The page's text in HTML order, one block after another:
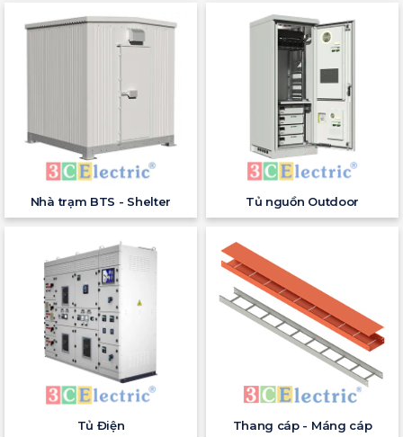
Nhà trạm BTS - Shelter Tủ nguồn Outdoor
Tủ Điện Thang cáp - Máng cáp